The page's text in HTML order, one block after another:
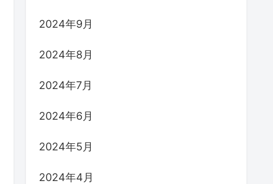
2024年9月
2024年8月
2024年7月
2024年6月
2024年5月
2024年4月